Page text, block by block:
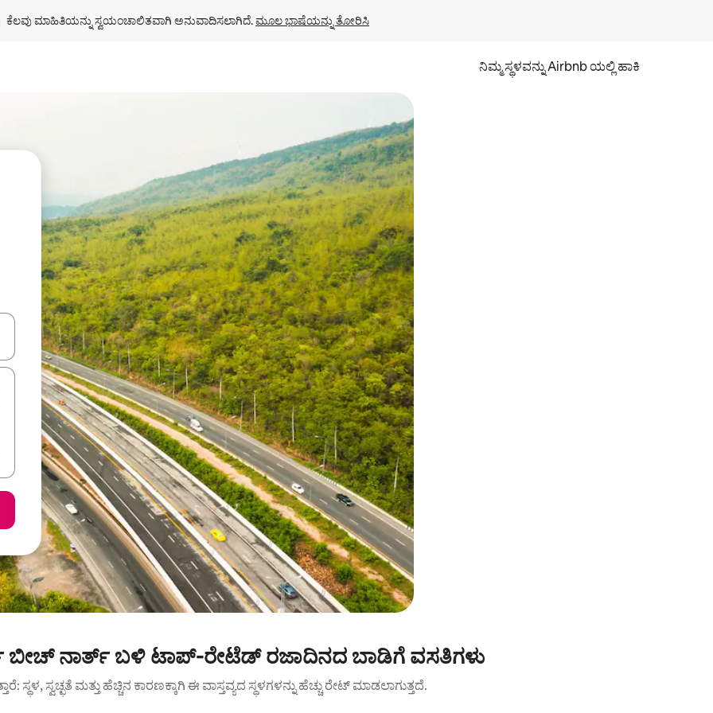
ಕೆಲವು ಮಾಹಿತಿಯನ್ನು ಸ್ವಯಂಚಾಲಿತವಾಗಿ ಅನುವಾದಿಸಲಾಗಿದೆ. ಮೂಲ ಭಾಷೆಯನ್ನು ತೋರಿಸಿ
ನಿಮ್ಮ ಸ್ಥಳವನ್ನು Airbnb ಯಲ್ಲಿ ಹಾಕಿ
ನ್ಯಾವಿಗೇಟ್ ಮಾಡಿ ಅಥವಾ ಸ್ಪರ್ಶ ಅಥವಾ ಸ್ವೈಪ್ ಗೆಸ್ಚರ್‌ಗಳ ಮೂಲಕ ಅನ್ವೇಷಿಸಿ.
ನಾರ್ತ್ ಬಳಿ ಟಾಪ್-ರೇಟೆಡ್ ರಜಾದಿನದ ಬಾಡಿಗೆ ವಸತಿಗಳು
ಸ್ಥಳ, ಸ್ವಚ್ಛತೆ ಮತ್ತು ಹೆಚ್ಚಿನ ಕಾರಣಕ್ಕಾಗಿ ಈ ವಾಸ್ತವ್ಯದ ಸ್ಥಳಗಳನ್ನು ಹೆಚ್ಚು ರೇಟ್ ಮಾಡಲಾಗುತ್ತದೆ.